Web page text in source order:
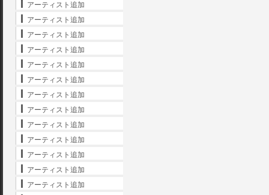
アーティスト追加
アーティスト追加
アーティスト追加
アーティスト追加
アーティスト追加
アーティスト追加
アーティスト追加
アーティスト追加
アーティスト追加
アーティスト追加
アーティスト追加
アーティスト追加
アーティスト追加